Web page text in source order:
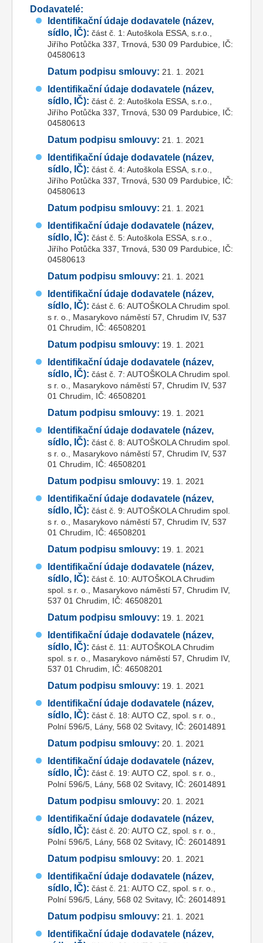
Dodavatelé:
Identifikační údaje dodavatele (název,
sídlo, IČ): část č. 1: Autoškola ESSA, s.r.o.,
Jiřího Potůčka 337, Trnová, 530 09 Pardubice, IČ:
04580613
Datum podpisu smlouvy: 21. 1. 2021
Identifikační údaje dodavatele (název,
sídlo, IČ): část č. 2: Autoškola ESSA, s.r.o.,
Jiřího Potůčka 337, Trnová, 530 09 Pardubice, IČ:
04580613
Datum podpisu smlouvy: 21. 1. 2021
Identifikační údaje dodavatele (název,
sídlo, IČ): část č. 4: Autoškola ESSA, s.r.o.,
Jiřího Potůčka 337, Trnová, 530 09 Pardubice, IČ:
04580613
Datum podpisu smlouvy: 21. 1. 2021
Identifikační údaje dodavatele (název,
sídlo, IČ): část č. 5: Autoškola ESSA, s.r.o.,
Jiřího Potůčka 337, Trnová, 530 09 Pardubice, IČ:
04580613
Datum podpisu smlouvy: 21. 1. 2021
Identifikační údaje dodavatele (název,
sídlo, IČ): část č. 6: AUTOŠKOLA Chrudim spol.
s r. o., Masarykovo náměstí 57, Chrudim IV, 537
01 Chrudim, IČ: 46508201
Datum podpisu smlouvy: 19. 1. 2021
Identifikační údaje dodavatele (název,
sídlo, IČ): část č. 7: AUTOŠKOLA Chrudim spol.
s r. o., Masarykovo náměstí 57, Chrudim IV, 537
01 Chrudim, IČ: 46508201
Datum podpisu smlouvy: 19. 1. 2021
Identifikační údaje dodavatele (název,
sídlo, IČ): část č. 8: AUTOŠKOLA Chrudim spol.
s r. o., Masarykovo náměstí 57, Chrudim IV, 537
01 Chrudim, IČ: 46508201
Datum podpisu smlouvy: 19. 1. 2021
Identifikační údaje dodavatele (název,
sídlo, IČ): část č. 9: AUTOŠKOLA Chrudim spol.
s r. o., Masarykovo náměstí 57, Chrudim IV, 537
01 Chrudim, IČ: 46508201
Datum podpisu smlouvy: 19. 1. 2021
Identifikační údaje dodavatele (název,
sídlo, IČ): část č. 10: AUTOŠKOLA Chrudim
spol. s r. o., Masarykovo náměstí 57, Chrudim IV,
537 01 Chrudim, IČ: 46508201
Datum podpisu smlouvy: 19. 1. 2021
Identifikační údaje dodavatele (název,
sídlo, IČ): část č. 11: AUTOŠKOLA Chrudim
spol. s r. o., Masarykovo náměstí 57, Chrudim IV,
537 01 Chrudim, IČ: 46508201
Datum podpisu smlouvy: 19. 1. 2021
Identifikační údaje dodavatele (název,
sídlo, IČ): část č. 18: AUTO CZ, spol. s r. o.,
Polní 596/5, Lány, 568 02 Svitavy, IČ: 26014891
Datum podpisu smlouvy: 20. 1. 2021
Identifikační údaje dodavatele (název,
sídlo, IČ): část č. 19: AUTO CZ, spol. s r. o.,
Polní 596/5, Lány, 568 02 Svitavy, IČ: 26014891
Datum podpisu smlouvy: 20. 1. 2021
Identifikační údaje dodavatele (název,
sídlo, IČ): část č. 20: AUTO CZ, spol. s r. o.,
Polní 596/5, Lány, 568 02 Svitavy, IČ: 26014891
Datum podpisu smlouvy: 20. 1. 2021
Identifikační údaje dodavatele (název,
sídlo, IČ): část č. 21: AUTO CZ, spol. s r. o.,
Polní 596/5, Lány, 568 02 Svitavy, IČ: 26014891
Datum podpisu smlouvy: 21. 1. 2021
Identifikační údaje dodavatele (název,